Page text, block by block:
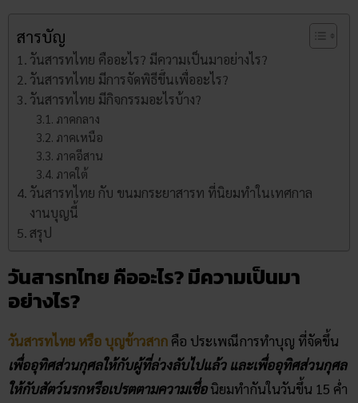
สารบัญ
วันสารท​ไทย คืออะไร? มีความเป็นมาอย่างไร?
วันสารท​ไทย มีการจัดพิธีขึ้นเพื่ออะไร?
วันสารท​ไทย มีกิจกรรมอะไรบ้าง?
ภาคกลาง
ภาคเหนือ
ภาคอีสาน
ภาคใต้
วันสารทไทย กับ ขนมกระยาสารท ที่นิยมทำในเทศกาล
งานบุญนี้
สรุป
วันสารท​ไทย คืออะไร? มีความเป็นมา
อย่างไร?
วันสารท​ไทย หรือ บุญ​ข้าวสาก คือ ประเพณีการทำบุญ ที่จัดขึ้น
เพื่ออุทิศส่วนกุศลให้กับผู้ที่ล่วงลับไปแล้ว และเพื่ออุทิศส่วนกุศล
ให้กับสัตว์นรกหรือเปรตตามความเชื่อนิยมทำกันในวันขึ้น 15 ค่ำ